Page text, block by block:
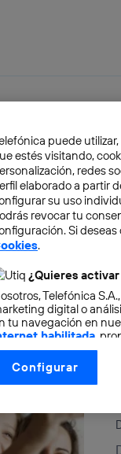
puede
estés visitando,
redes
elaborado a partir
su uso
revocar tu
Si
.
¿Quieres
Telefónica
digital o
tu navegación en
habilitada ,
tu
La tecnología Utiq está
tu dirección
a la conexión
Configurar